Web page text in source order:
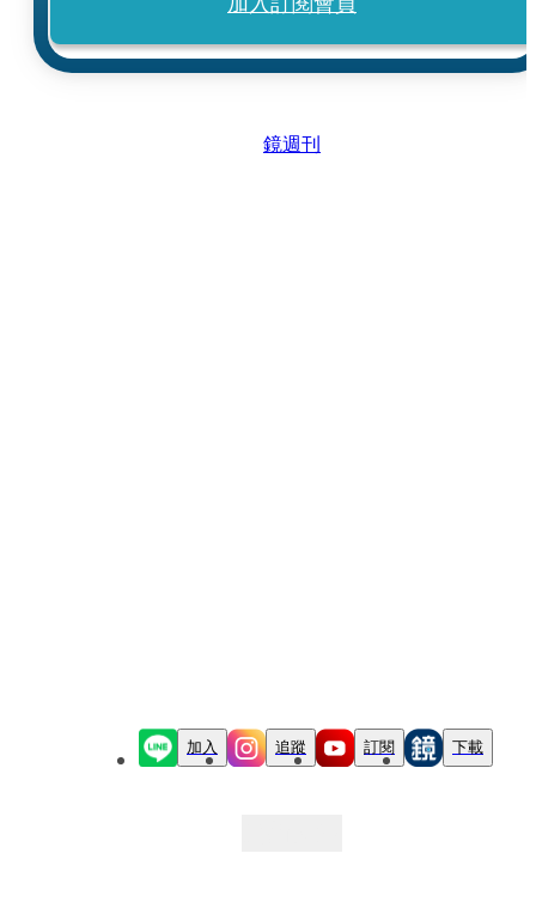
鏡週刊
加入 追蹤 訂閱 下載